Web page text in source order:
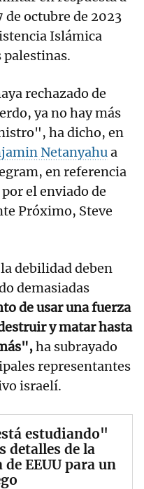
de octubre de 2023
Islámica
palestinas.
rechazado de
ya no hay más
ha dicho, en
Netanyahua
en referencia
el enviado de
Próximo, Steve
debilidad deben
demasiadas
de usar una fuerza
y matar hasta
ha subrayado
representantes
israelí.
estudiando"
detalles de la
EEUU para un